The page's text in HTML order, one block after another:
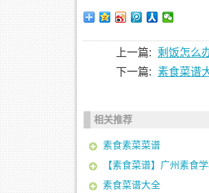
上一篇: 剩饭怎么
下一篇: 素食菜谱
相关推荐
素食素菜菜谱
【素食菜谱】广州素食
素食菜谱大全